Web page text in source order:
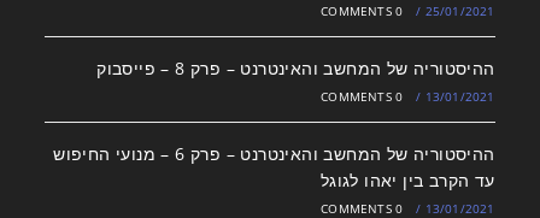
25/01/2021
/
0 COMMENTS
ההיסטוריה של המחשב והאינטרנט – פרק 8 – פייסבוק
13/01/2021
/
0 COMMENTS
ההיסטוריה של המחשב והאינטרנט – פרק 6 – מנועי החיפוש
עד הקרב בין יאהו לגוגל
13/01/2021
/
0 COMMENTS